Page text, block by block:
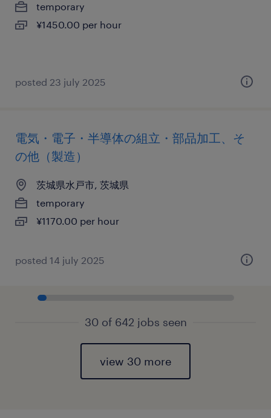
temporary
¥1450.00 per hour
posted 23 july 2025
電気・電子・半導体の組立・部品加工、そ
の他（製造）
茨城県水戸市, 茨城県
temporary
¥1170.00 per hour
posted 14 july 2025
30 of 642 jobs seen
view 30 more